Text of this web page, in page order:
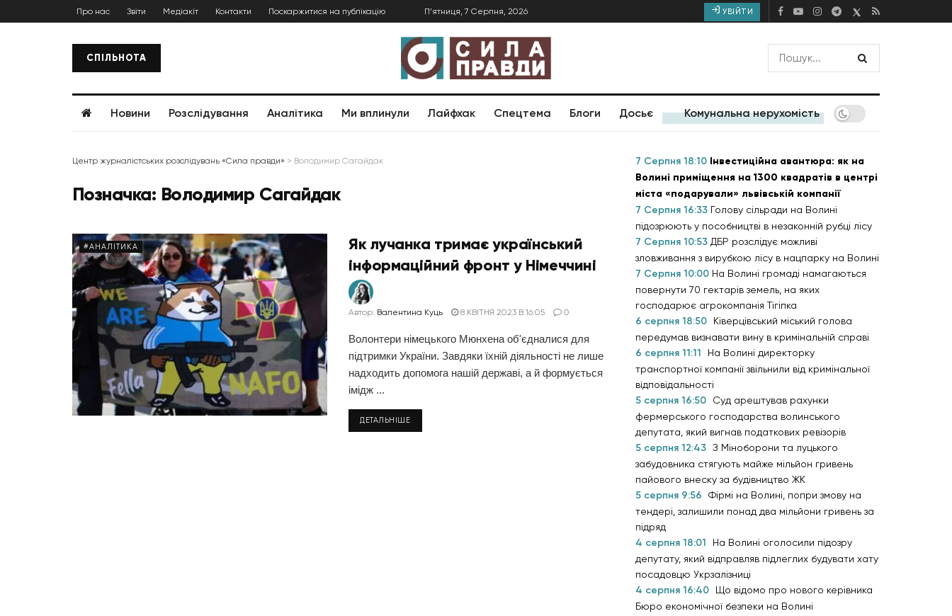
Про нас Звіти Медіакіт Контакти Поскаржитися на публікацію П’ятниця, 7 Серпня, 2026 УВІЙТИ
СПІЛЬНОТА
Новини Розслідування Аналітика Ми вплинули Лайфхак Спецтема Блоги Досьє Комунальна нерухомість
Центр журналістських розслідувань «Сила правди» > Володимир Сагайдак
Позначка: Володимир Сагайдак
#АНАЛІТИКА
Як лучанка тримає український
інформаційний фронт у Німеччині
Автор: Валентина Куць 8 КВІТНЯ 2023 В 16:05 0
Волонтери німецького Мюнхена об'єдналися для
підтримки України. Завдяки їхній діяльності не лише
надходить допомога нашій державі, а й формується
імідж ...
ДЕТАЛЬНІШЕ
7 Серпня 18:10 Інвестиційна авантюра: як на
Волині приміщення на 1300 квадратів в центрі
міста «подарували» львівській компанії
7 Серпня 16:33 Голову сільради на Волині
підозрюють у пособництві в незаконній рубці лісу
7 Серпня 10:53 ДБР розслідує можливі
зловживання з вирубкою лісу в нацпарку на Волині
7 Серпня 10:00 На Волині громаді намагаються
повернути 70 гектарів земель, на яких
господарює агрокомпанія Тігіпка
6 серпня 18:50
Ківерцівський міський голова
передумав визнавати вину в кримінальній справі
6 серпня 11:11
На Волині директорку
транспортної компанії звільнили від кримінальної
відповідальності
5 серпня 16:50
Суд арештував рахунки
фермерського господарства волинського
депутата, який вигнав податкових ревізорів
5 серпня 12:43 З Міноборони та луцького
забудовника стягують майже мільйон гривень
пайового внеску за будівництво ЖК
5 серпня 9:56
Фірмі на Волині, попри змову на
тендері, залишили понад два мільйони гривень за
підряд
4 серпня 18:01
На Волині оголосили підозру
депутату, який відправляв підлеглих будувати хату
посадовцю Укрзалізниці
4 серпня 16:40
Що відомо про нового керівника
Бюро економічної безпеки на Волині